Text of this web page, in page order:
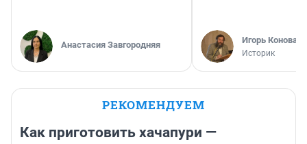
Анастасия Завгородняя Игорь
Историк
РЕКОМЕНДУЕМ
Как приготовить хачапури —